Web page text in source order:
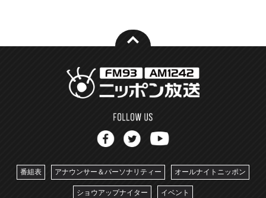
番組表 アナウンサー＆パーソナリティー オールナイトニッポン
ショウアップナイター イベント